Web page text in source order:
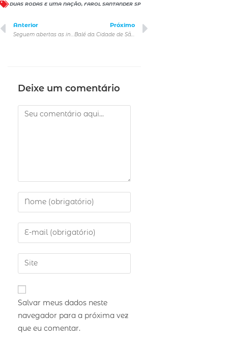
DUAS RODAS E UMA NAÇÃO, FAROL SANTANDER SP
Anterior Próximo
Deixe um comentário
Salvar meus dados neste
navegador para a próxima vez
que eu comentar.